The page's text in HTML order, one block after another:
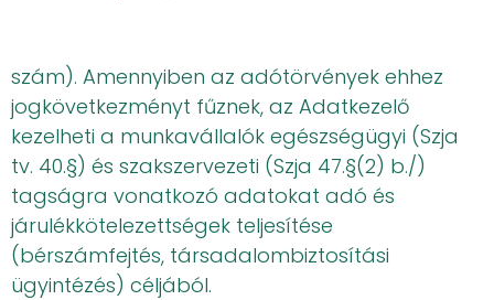
szám). Amennyiben az adótörvények ehhez
jogkövetkezményt fűznek, az Adatkezelő
kezelheti a munkavállalók egészségügyi (Szja
tv. 40.§) és szakszervezeti (Szja 47.§(2) b./)
tagságra vonatkozó adatokat adó és
járulékkötelezettségek teljesítése
(bérszámfejtés, társadalombiztosítási
ügyintézés) céljából.